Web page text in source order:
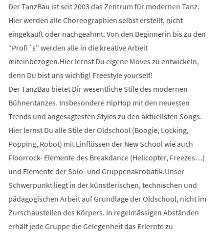
Der TanzBau ist seit 2003 das Zentrum für modernen Tanz.
Hier werden alle Choreographien selbst erstellt, nicht
eingekauft oder nachgeahmt. Von den Beginnerin bis zu den
“Profi´s” werden alle in die kreative Arbeit
miteinbezogen.Hier lernst Du eigene Moves zu entwickeln,
denn Du bist uns wichtig! Freestyle yourself!
Der TanzBau bietet Dir wesentliche Stile des modernen
Bühnentanzes. Insbesondere HipHop mit den neuesten
Trends und angesagtesten Styles zu den aktuellsten Songs.
Hier lernst Du alle Stile der Oldschool (Boogie, Locking,
Popping, Robot) mit Einflüssen der New School wie auch
Floorrock- Elemente des Breakdance (Helicopter, Freezes…)
und Elemente der Solo- und Gruppenakrobatik.Unser
Schwerpunkt liegt in der künstlerischen, technischen und
pädagogischen Arbeit auf Grundlage der Oldschool, nicht im
Zurschaustellen des Körpers. In regelmässigen Abständen
erhält jede Gruppe die Gelegenheit das Erlernte zu